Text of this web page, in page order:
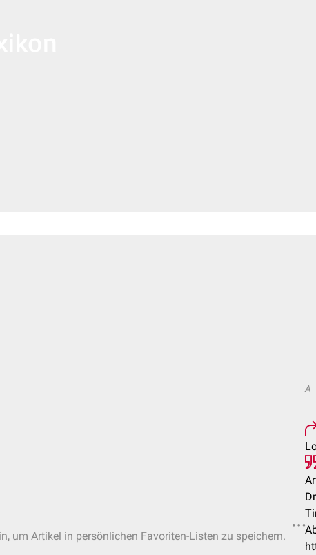
um Artikel in persönlichen Favoriten-Listen zu speichern.
A